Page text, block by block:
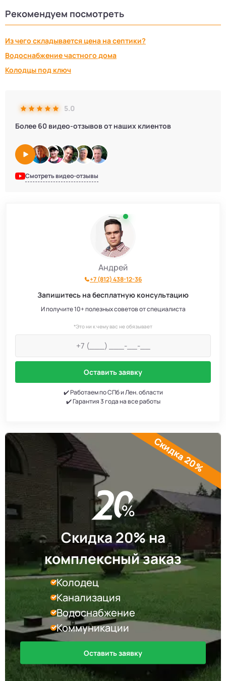
5.0
Более 60 видео-отзывов от наших клиентов
Смотреть видео-отзывы
Андрей
+7 (812) 438-12-36
Запишитесь на бесплатную консультацию
И получите 10+ полезных советов от специалиста
*Это ни к чему вас не обязывает
Оставить заявку
✔️ Работаем по СПб и Лен. области
✔️ Гарантия 3 года на все работы
Скидка 20% на
комплексный заказ
Колодец
Канализация
Водоснабжение
Коммуникации
Оставить заявку
Скидка 20%
Рекомендуем посмотреть
Из чего складывается цена на септики?
Водоснабжение частного дома
Колодцы под ключ